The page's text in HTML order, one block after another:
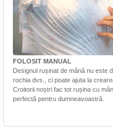
FOLOSIT MANUAL
Designul rușinat de mână nu este
rochia dvs., ci poate ajuta la
Croitorii noștri fac tot rușina cu
perfectă pentru dumneavoastră.